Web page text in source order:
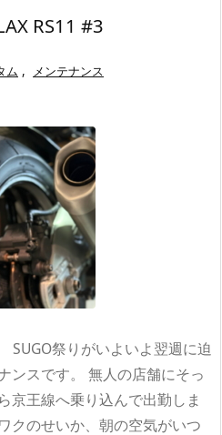
RS11 #3
ム , メンテナンス
SUGO祭りがいよいよ翌週に迫
ンスです。 無人の店舗にそっ
京王線へ乗り込んで出勤しま
クのせいか、朝の空気がいつ